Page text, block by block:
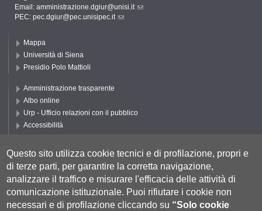
Email: amministrazione.dgiur@unisi.it
PEC: pec.dgiur@pec.unisipec.it
Mappa
Università di Siena
Presidio Polo Mattioli
Amministrazione trasparente
Albo online
Urp - Ufficio relazioni con il pubblico
Accessibilità
Cookie settings
Segui UNISI
Questo sito utilizza cookie tecnici e di profilazione, propri e
di terze parti, per garantire la corretta navigazione,
analizzare il traffico e misurare l'efficacia delle attività di
comunicazione istituzionale. Puoi rifiutare i cookie non
necessari e di profilazione cliccando su “Solo cookie